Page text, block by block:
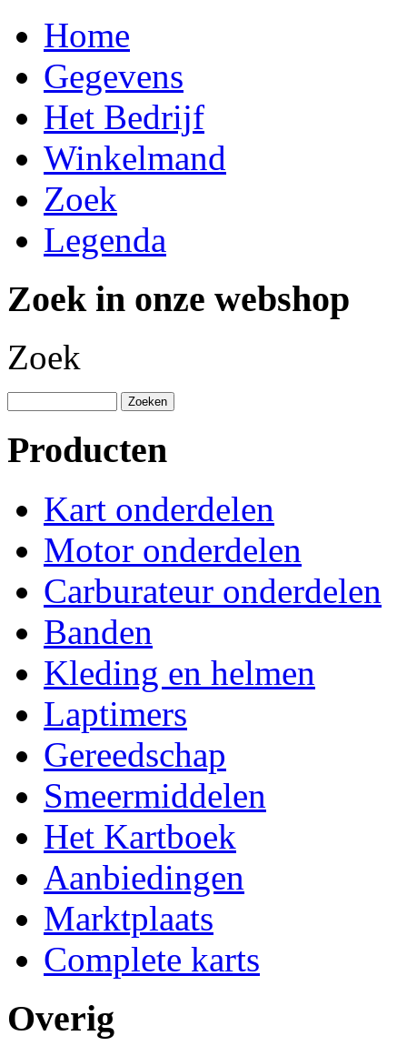
Home
Gegevens
Het Bedrijf
Winkelmand
Zoek
Legenda
Zoek in onze webshop
Zoek
Producten
Kart onderdelen
Motor onderdelen
Carburateur onderdelen
Banden
Kleding en helmen
Laptimers
Gereedschap
Smeermiddelen
Het Kartboek
Aanbiedingen
Marktplaats
Complete karts
Overig